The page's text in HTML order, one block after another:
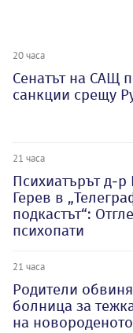
20 часа
Сенатът на САЩ
санкции срещу
21 часа
Психиатърът д-р
Герев в
подкастът“:
психопати
21 часа
Родители
болница за
на